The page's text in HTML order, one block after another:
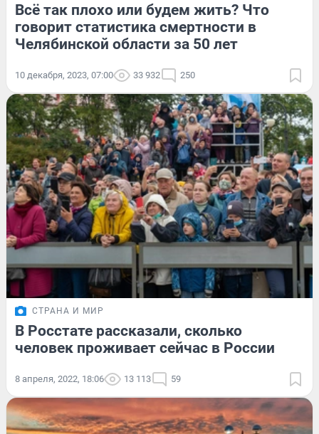
Всё так плохо или будем жить? Что
говорит статистика смертности в
Челябинской области за 50 лет
10 декабря, 2023, 07:00 33 932 250
СТРАНА И МИР
В Росстате рассказали, сколько
человек проживает сейчас в России
8 апреля, 2022, 18:06 13 113 59